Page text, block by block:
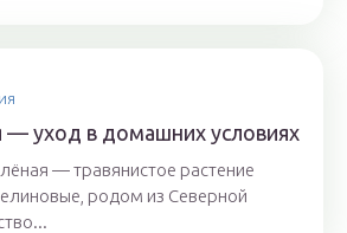
— уход в домашних условиях
— травянистое растение
родом из Северной